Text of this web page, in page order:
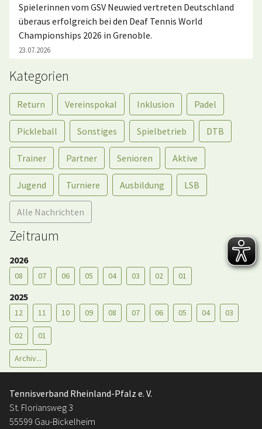
Spielerinnen vom GSV Neuwied vertreten Deutschland
überaus erfolgreich bei den Deaf Tennis World
Championships 2026 in Grenoble.
23.07.2026
Kategorien
Return Vereinspokal Inklusion Padel
Pickleball Sonstiges Spielbetrieb DTB
Trainer Partner Senioren Aktive
Jugend Turniere Ausbildung LSB
Alle Nachrichten
Zeitraum
2026
08 07 06 05 04 03 02 01
2025
12 11 10 09 08 07 06 05 04 03
02 01
Archiv...
Tennisverband Rheinland-Pfalz e. V.
St. Floriansweg 3
55599 Gau-Bickelheim